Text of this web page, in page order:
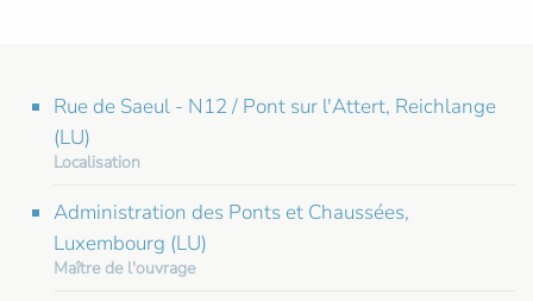
Rue de Saeul - N12 / Pont sur l'Attert, Reichlange
(LU)
Localisation
Administration des Ponts et Chaussées,
Luxembourg (LU)
Maître de l'ouvrage